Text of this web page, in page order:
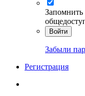
Запомнить
Войти
Забыли
Регистрация